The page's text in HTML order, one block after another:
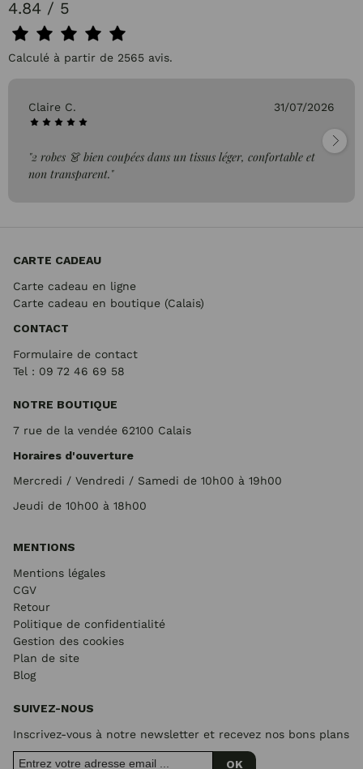
4.84 / 5
Calculé à partir de 2565 avis.
Claire C. 31/07/2026
"2 robes 👗 bien coupées dans un tissus léger, confortable et
non transparent."
CARTE CADEAU
Carte cadeau en ligne
Carte cadeau en boutique (Calais)
CONTACT
Formulaire de contact
Tel : 09 72 46 69 58
NOTRE BOUTIQUE
7 rue de la vendée 62100 Calais
Horaires d'ouverture
Mercredi / Vendredi / Samedi de 10h00 à 19h00
Jeudi de 10h00 à 18h00
MENTIONS
Mentions légales
CGV
Retour
Politique de confidentialité
Gestion des cookies
Plan de site
Blog
SUIVEZ-NOUS
Inscrivez-vous à notre newsletter et recevez nos bons plans
OK